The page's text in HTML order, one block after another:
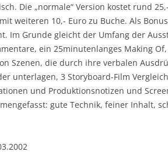
Die „normale“ Version kostet rund
weiteren 10,- Euro zu Buche. Als
Im Grunde gleicht der Umfang der
ein 25minutenlanges Making
Szenen, die durch ihre verbalen
unterlagen, 3 Storyboard-Film
und Produktionsnotizen und
gute Technik, feiner Inhalt,